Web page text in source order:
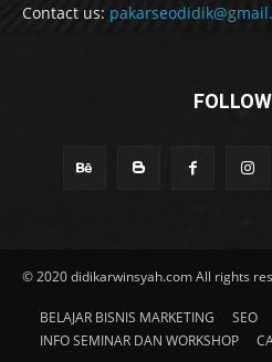
Contact us:
© 2020 didikarwinsyah.com All rights
BELAJAR BISNIS MARKETING SEO
INFO SEMINAR DAN WORKSHOP